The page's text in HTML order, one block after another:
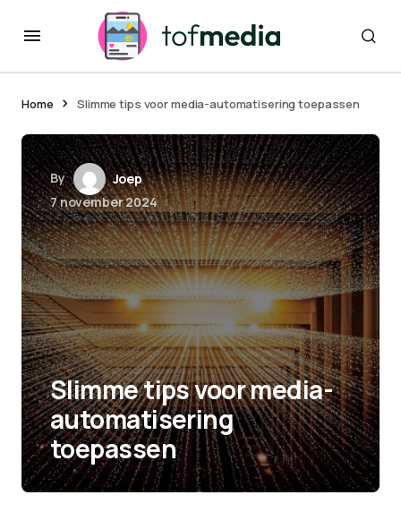
Home Slimme tips voor media-automatisering toepassen
By
Joep
7 november 2024
Slimme tips voor media-
automatisering
toepassen